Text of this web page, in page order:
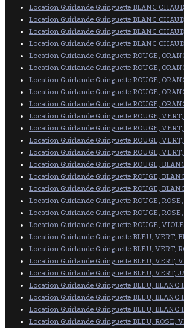
Location Guirlande Guinguette BLANC
Location Guirlande Guinguette BLANC
Location Guirlande Guinguette BLANC
Location Guirlande Guinguette BLANC
Location Guirlande Guinguette ROUGE,
Location Guirlande Guinguette ROUGE,
Location Guirlande Guinguette ROUGE,
Location Guirlande Guinguette ROUGE,
Location Guirlande Guinguette ROUGE,
Location Guirlande Guinguette ROUGE, VERT,
Location Guirlande Guinguette ROUGE, VERT,
Location Guirlande Guinguette ROUGE,
Location Guirlande Guinguette ROUGE,
Location Guirlande Guinguette ROUGE,
Location Guirlande Guinguette ROUGE,
Location Guirlande Guinguette ROUGE,
Location Guirlande Guinguette ROUGE,
Location Guirlande Guinguette ROUGE,
Location Guirlande Guinguette ROUGE,
Location Guirlande Guinguette BLEU, VERT,
Location Guirlande Guinguette BLEU, VERT,
Location Guirlande Guinguette BLEU, VERT,
Location Guirlande Guinguette BLEU, VERT,
Location Guirlande Guinguette BLEU, BLANC
Location Guirlande Guinguette BLEU, BLANC
Location Guirlande Guinguette BLEU, BLANC
Location Guirlande Guinguette BLEU, ROSE,